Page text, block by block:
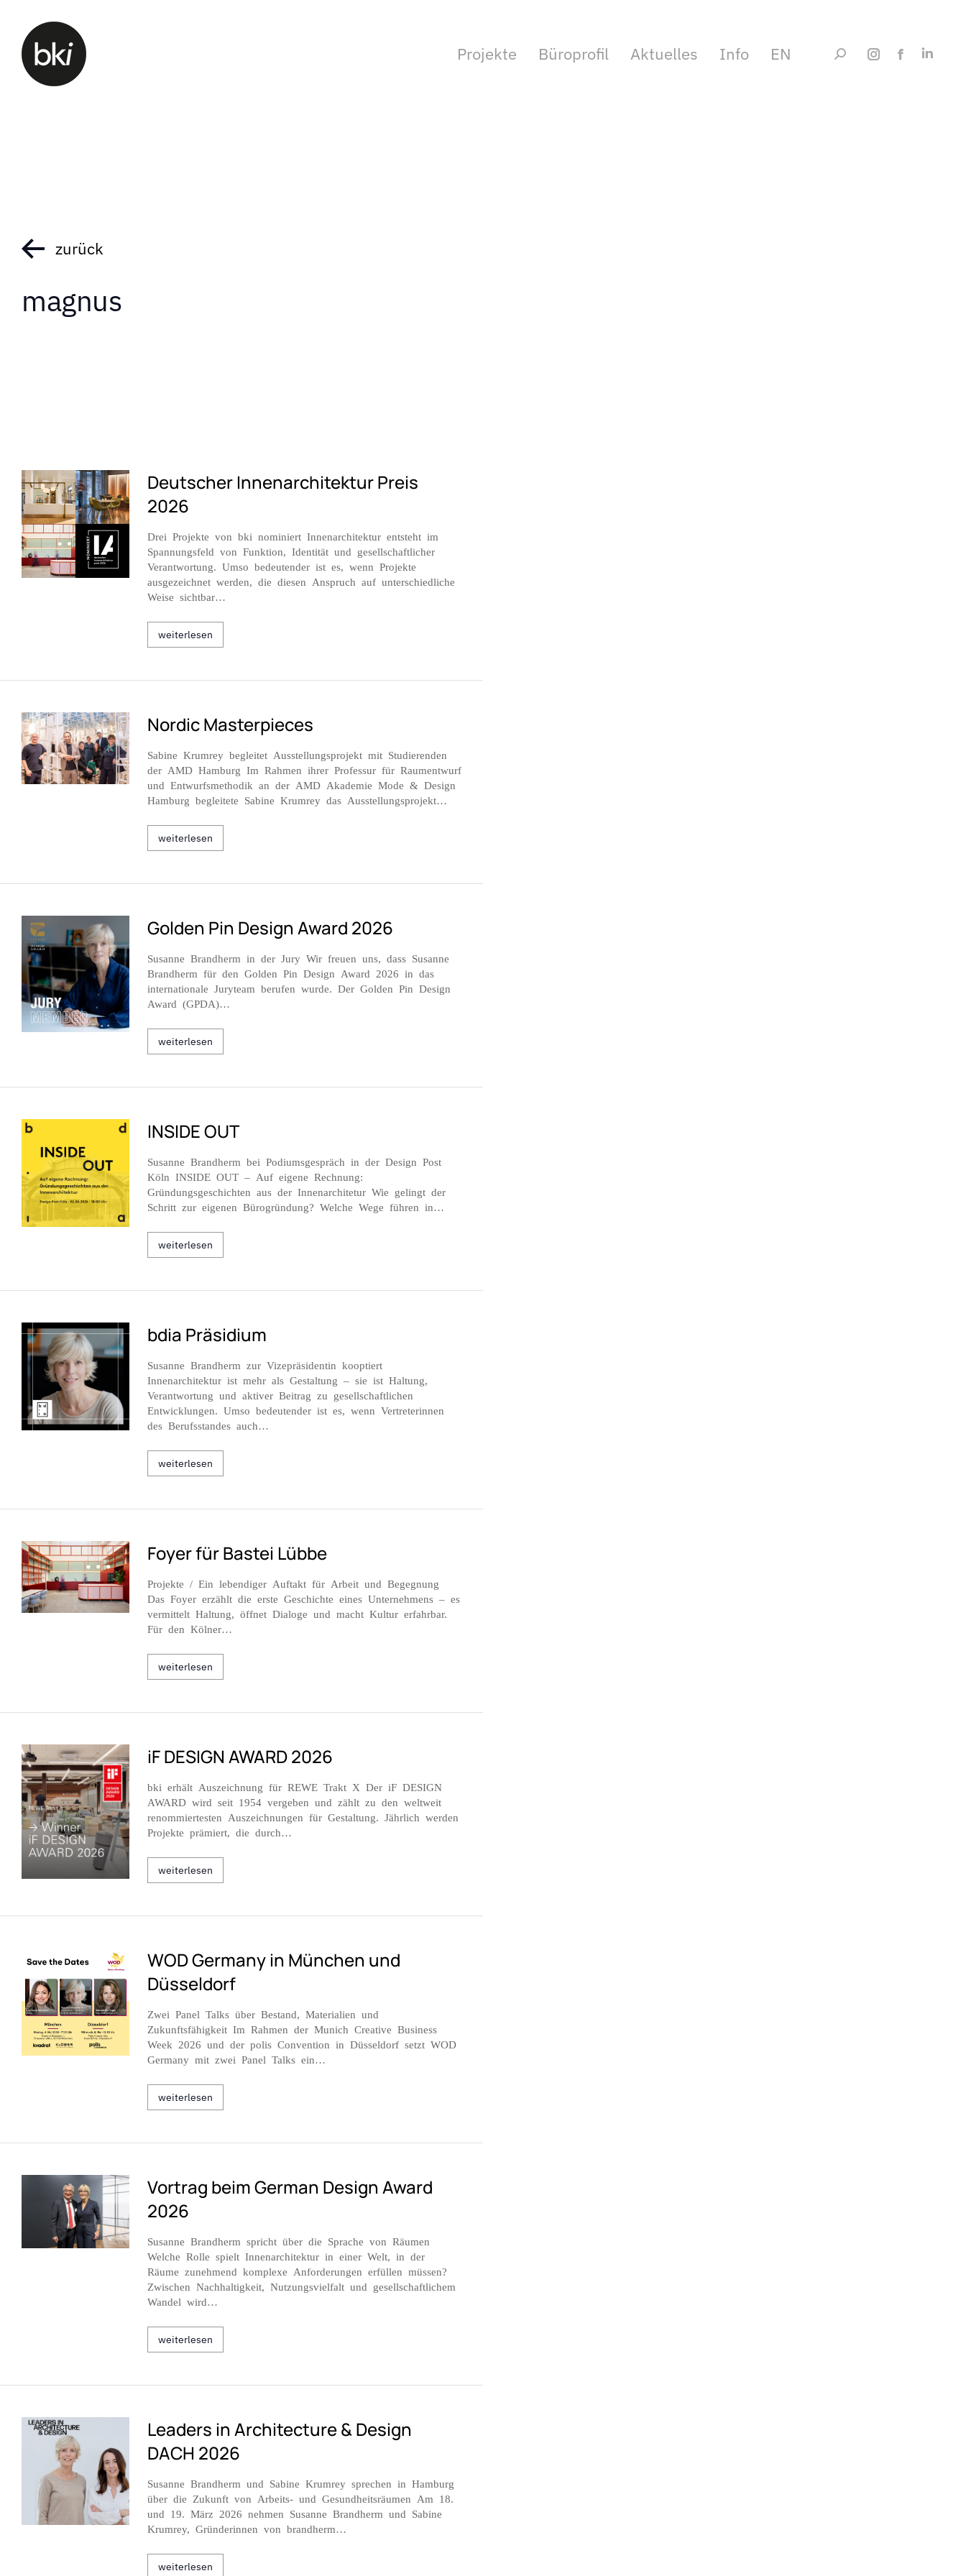
Projekte Büroprofil Aktuelles Info EN
zurück
magnus
Deutscher Innenarchitektur Preis
2026
Drei Projekte von bki nominiert Innenarchitektur entsteht im
Spannungsfeld von Funktion, Identität und gesellschaftlicher
Verantwortung. Umso bedeutender ist es, wenn Projekte
ausgezeichnet werden, die diesen Anspruch auf unterschiedliche
Weise sichtbar…
weiterlesen
Nordic Masterpieces
Sabine Krumrey begleitet Ausstellungsprojekt mit Studierenden
der AMD Hamburg Im Rahmen ihrer Professur für Raumentwurf
und Entwurfsmethodik an der AMD Akademie Mode & Design
Hamburg begleitete Sabine Krumrey das Ausstellungsprojekt…
weiterlesen
Golden Pin Design Award 2026
Susanne Brandherm in der Jury Wir freuen uns, dass Susanne
Brandherm für den Golden Pin Design Award 2026 in das
internationale Juryteam berufen wurde. Der Golden Pin Design
Award (GPDA)…
weiterlesen
INSIDE OUT
Susanne Brandherm bei Podiumsgespräch in der Design Post
Köln INSIDE OUT – Auf eigene Rechnung:
Gründungsgeschichten aus der Innenarchitetur Wie gelingt der
Schritt zur eigenen Bürogründung? Welche Wege führen in…
weiterlesen
bdia Präsidium
Susanne Brandherm zur Vizepräsidentin kooptiert
Innenarchitektur ist mehr als Gestaltung – sie ist Haltung,
Verantwortung und aktiver Beitrag zu gesellschaftlichen
Entwicklungen. Umso bedeutender ist es, wenn Vertreterinnen
des Berufsstandes auch…
weiterlesen
Foyer für Bastei Lübbe
Projekte / Ein lebendiger Auftakt für Arbeit und Begegnung
Das Foyer erzählt die erste Geschichte eines Unternehmens – es
vermittelt Haltung, öffnet Dialoge und macht Kultur erfahrbar.
Für den Kölner…
weiterlesen
iF DESIGN AWARD 2026
bki erhält Auszeichnung für REWE Trakt X Der iF DESIGN
AWARD wird seit 1954 vergeben und zählt zu den weltweit
renommiertesten Auszeichnungen für Gestaltung. Jährlich werden
Projekte prämiert, die durch…
weiterlesen
WOD Germany in München und
Düsseldorf
Zwei Panel Talks über Bestand, Materialien und
Zukunftsfähigkeit Im Rahmen der Munich Creative Business
Week 2026 und der polis Convention in Düsseldorf setzt WOD
Germany mit zwei Panel Talks ein…
weiterlesen
Vortrag beim German Design Award
2026
Susanne Brandherm spricht über die Sprache von Räumen
Welche Rolle spielt Innenarchitektur in einer Welt, in der
Räume zunehmend komplexe Anforderungen erfüllen müssen?
Zwischen Nachhaltigkeit, Nutzungsvielfalt und gesellschaftlichem
Wandel wird…
weiterlesen
Leaders in Architecture & Design
DACH 2026
Susanne Brandherm und Sabine Krumrey sprechen in Hamburg
über die Zukunft von Arbeits- und Gesundheitsräumen Am 18.
und 19. März 2026 nehmen Susanne Brandherm und Sabine
Krumrey, Gründerinnen von brandherm…
weiterlesen